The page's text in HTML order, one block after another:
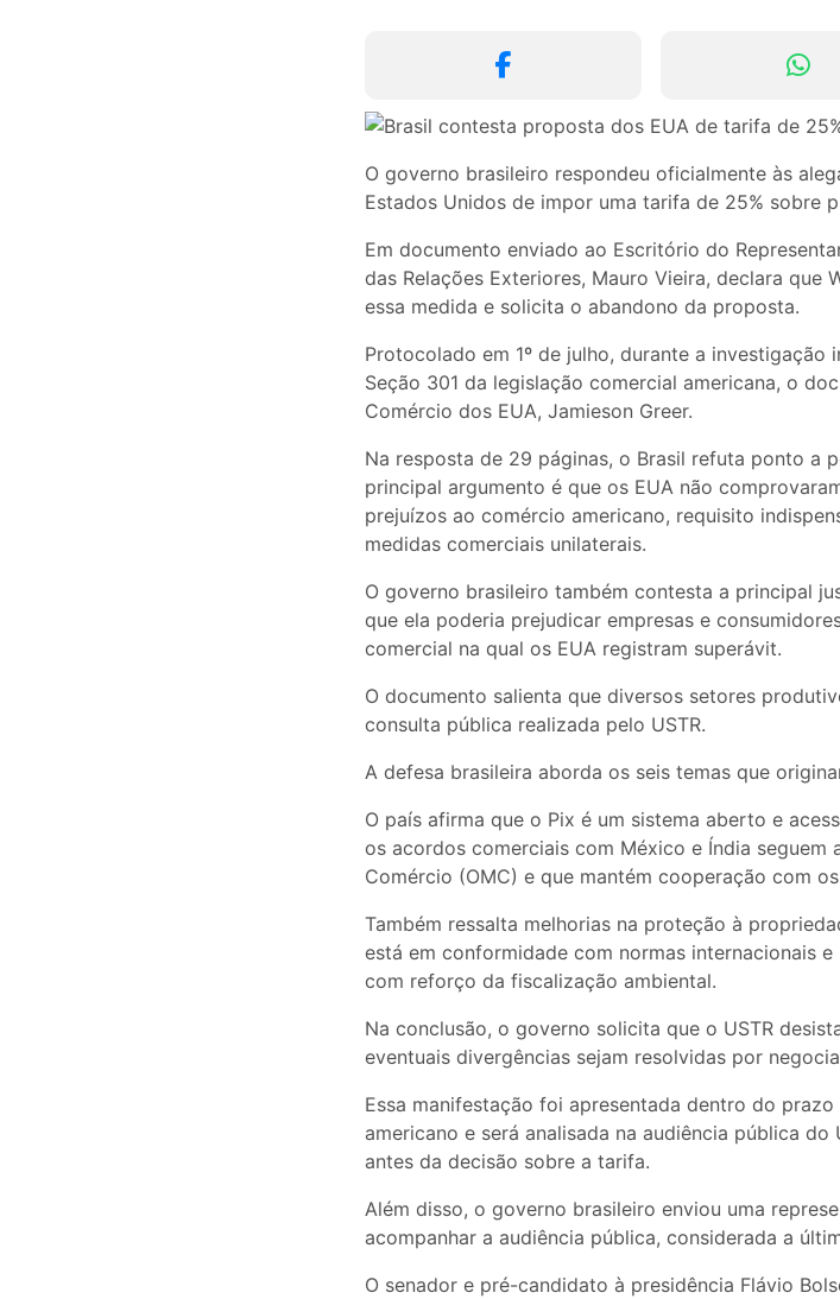
O governo brasileiro respondeu oficialmente às
Estados Unidos de impor uma tarifa de 25% sobre
Em documento enviado ao Escritório do
das Relações Exteriores, Mauro Vieira, declara que
essa medida e solicita o abandono da proposta.
Protocolado em 1º de julho, durante a investigação
Seção 301 da legislação comercial americana, o
Comércio dos EUA, Jamieson Greer.
Na resposta de 29 páginas, o Brasil refuta ponto a
principal argumento é que os EUA não
prejuízos ao comércio americano, requisito
medidas comerciais unilaterais.
O governo brasileiro também contesta a principal
que ela poderia prejudicar empresas e
comercial na qual os EUA registram superávit.
O documento salienta que diversos setores
consulta pública realizada pelo USTR.
A defesa brasileira aborda os seis temas que
O país afirma que o Pix é um sistema aberto e
os acordos comerciais com México e Índia seguem
Comércio (OMC) e que mantém cooperação com
Também ressalta melhorias na proteção à
está em conformidade com normas internacionais
com reforço da fiscalização ambiental.
Na conclusão, o governo solicita que o USTR
eventuais divergências sejam resolvidas por
Essa manifestação foi apresentada dentro do
americano e será analisada na audiência pública
antes da decisão sobre a tarifa.
Além disso, o governo brasileiro enviou uma
acompanhar a audiência pública, considerada a
O senador e pré-candidato à presidência Flávio